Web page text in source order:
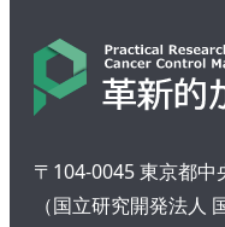
〒104-0045 東京都中
（国立研究開発法人